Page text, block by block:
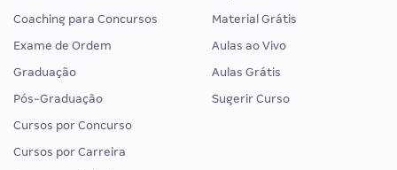
Coaching para Concursos
Exame de Ordem
Graduação
Pós-Graduação
Cursos por Concurso
Cursos por Carreira
Material Grátis
Aulas ao Vivo
Aulas Grátis
Sugerir Curso